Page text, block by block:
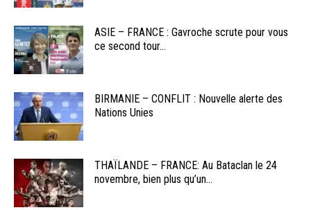
ASIE – FRANCE : Gavroche scrute pour vous
ce second tour...
BIRMANIE – CONFLIT : Nouvelle alerte des
Nations Unies
THAÏLANDE – FRANCE: Au Bataclan le 24
novembre, bien plus qu’un...